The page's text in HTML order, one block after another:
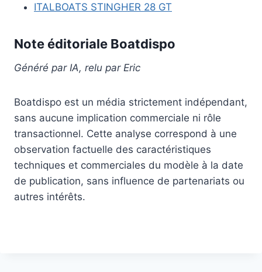
ITALBOATS STINGHER 28 GT
Note éditoriale Boatdispo
Généré par IA, relu par Eric
Boatdispo est un média strictement indépendant,
sans aucune implication commerciale ni rôle
transactionnel. Cette analyse correspond à une
observation factuelle des caractéristiques
techniques et commerciales du modèle à la date
de publication, sans influence de partenariats ou
autres intérêts.